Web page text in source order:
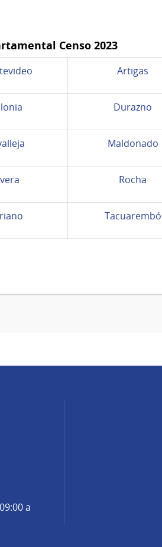
Censo 2023
Artigas
Durazno
Maldonado
Rocha
Tacuarembó
a